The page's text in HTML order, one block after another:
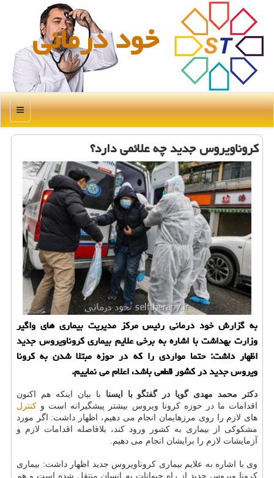
خود درمانی
منو
كروناویروس جدید چه علائمی دارد؟
به گزارش خود درمانی رئیس مركز مدیریت بیماری های واگیر
وزارت بهداشت با اشاره به برخی علایم بیماری كروناویروس جدید
اظهار داشت: حتما مواردی را كه در حوزه مبتلا شدن به كرونا
ویروس جدید در كشور قطعی باشد، اعلام می نماییم.
دكتر محمد مهدی گویا در گفتگو با ایسنا با بیان اینكه هم اكنون
اقدامات ما در حوزه كرونا ویروس بیشتر پیشگیرانه است و كنترل
های لازم را روی مرزهایمان انجام می دهیم، اظهار داشت: اگر مورد
مشكوكی از بیماری به كشور ورود كند، بلافاصله اقدامات لازم و
آزمایشات لازم را برایشان انجام می دهیم.
وی با اشاره به علایم بیماری كروناویروس جدید اظهار داشت: بیماری
كرونا ویروس جدید از راه حیوانات به انسان منتقل شده است و هم